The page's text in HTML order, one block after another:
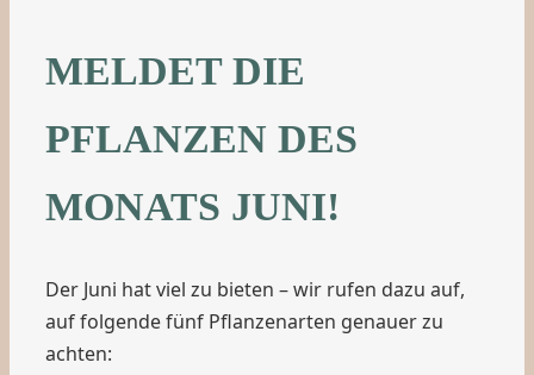
MELDET DIE
PFLANZEN DES
MONATS JUNI!
Der Juni hat viel zu bieten – wir rufen dazu auf,
auf folgende fünf Pflanzenarten genauer zu
achten: